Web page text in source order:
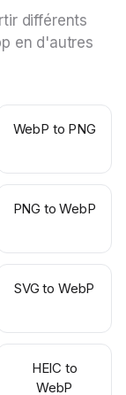
différents
en d'autres
WebP to PNG
PNG to WebP
SVG to WebP
HEIC to
WebP